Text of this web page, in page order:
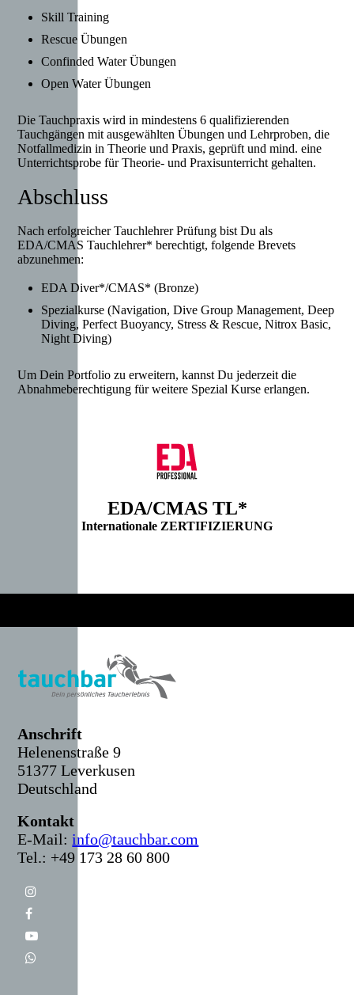
Skill Training
Rescue Übungen
Confinded Water Übungen
Open Water Übungen
Die Tauchpraxis wird in mindestens 6 qualifizierenden
Tauchgängen mit ausgewählten Übungen und Lehrproben, die
Notfallmedizin in Theorie und Praxis, geprüft und mind. eine
Unterrichtsprobe für Theorie- und Praxisunterricht gehalten.
Abschluss
Nach erfolgreicher Tauchlehrer Prüfung bist Du als
EDA/CMAS Tauchlehrer* berechtigt, folgende Brevets
abzunehmen:
EDA Diver*/CMAS* (Bronze)
Spezialkurse (Navigation, Dive Group Management, Deep
Diving, Perfect Buoyancy, Stress & Rescue, Nitrox Basic,
Night Diving)
Um Dein Portfolio zu erweitern, kannst Du jederzeit die
Abnahmeberechtigung für weitere Spezial Kurse erlangen.
EDA/CMAS TL*
Internationale ZERTIFIZIERUNG
Anschrift
Helenenstraße 9
51377 Leverkusen
Deutschland
Kontakt
E-Mail:info@tauchbar.com
Tel.: +49 173 28 60 800